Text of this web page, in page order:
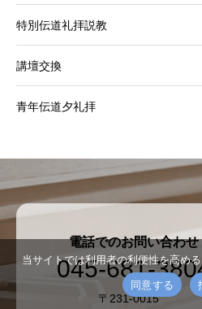
特別伝道礼拝説教
講壇交換
青年伝道夕礼拝
電話でのお問い合わせ
045-681-
〒231-0015
当サイトでは利用者の利便性を高め
同意する